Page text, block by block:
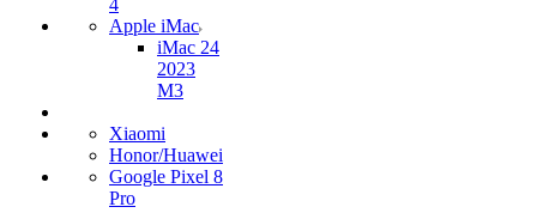
4
Apple iMac
iMac 24
2023
M3
Xiaomi
Honor/Huawei
Google Pixel 8
Pro